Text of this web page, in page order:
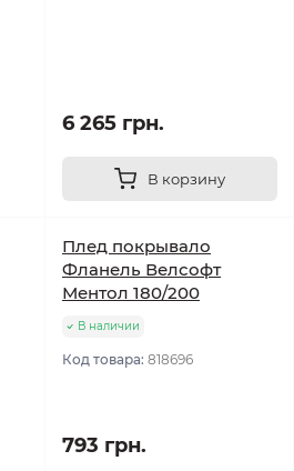
6 265 грн.
В корзину
Плед покрывало
Фланель Велсофт
Ментол 180/200
В наличии
Код товара: 818696
793 грн.